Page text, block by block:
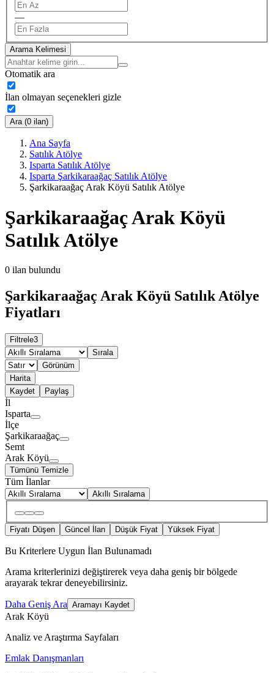
—
Arama Kelimesi
Otomatik ara
İlan olmayan seçenekleri gizle
Ara (0 ilan)
Ana Sayfa
Satılık Atölye
Isparta Satılık Atölye
Isparta Şarkikaraağaç Satılık Atölye
Şarkikaraağaç Arak Köyü Satılık Atölye
Şarkikaraağaç Arak Köyü
Satılık Atölye
0 ilan bulundu
Şarkikaraağaç Arak Köyü Satılık Atölye
Fiyatları
Filtrele3
Sırala
Görünüm
Harita
Kaydet
Paylaş
İl
Isparta
İlçe
Şarkikaraağaç
Semt
Arak Köyü
Tümünü Temizle
Tüm İlanlar
Akıllı Sıralama
Fiyatı Düşen Güncel İlan Düşük Fiyat Yüksek Fiyat
Bu Kriterlere Uygun İlan Bulunamadı
Arama kriterlerinizi değiştirerek veya daha geniş bir bölgede
arayarak tekrar deneyebilirsiniz.
Daha Geniş Ara Aramayı Kaydet
Arak Köyü
Analiz ve Araştırma Sayfaları
Emlak Danışmanları